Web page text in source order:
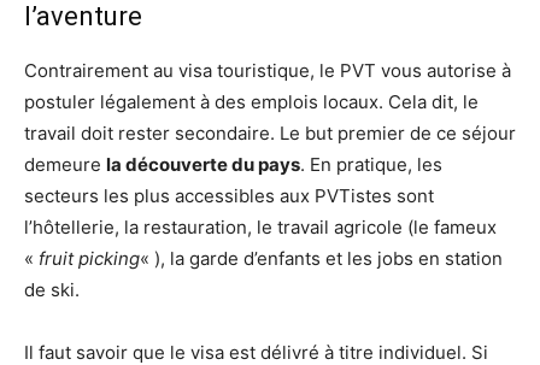
l’aventure
Contrairement au visa touristique, le PVT vous autorise à
postuler légalement à des emplois locaux. Cela dit, le
travail doit rester secondaire. Le but premier de ce séjour
demeure la découverte du pays. En pratique, les
secteurs les plus accessibles aux PVTistes sont
l’hôtellerie, la restauration, le travail agricole (le fameux
« fruit picking« ), la garde d’enfants et les jobs en station
de ski.
Il faut savoir que le visa est délivré à titre individuel. Si